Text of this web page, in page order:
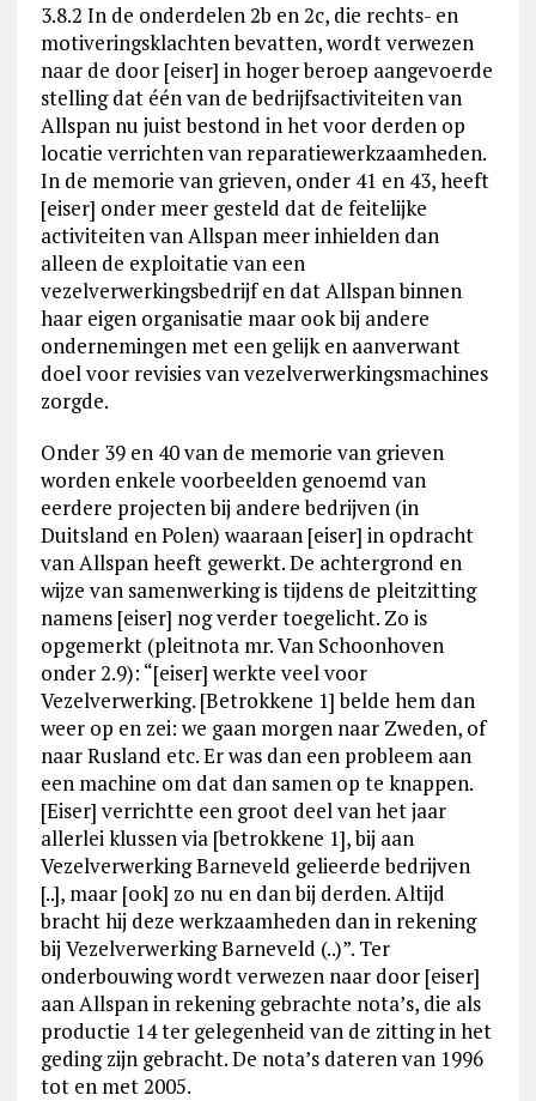
3.8.2 In de onderdelen 2b en 2c, die rechts- en
motiveringsklachten bevatten, wordt verwezen
naar de door [eiser] in hoger beroep aangevoerde
stelling dat één van de bedrijfsactiviteiten van
Allspan nu juist bestond in het voor derden op
locatie verrichten van reparatiewerkzaamheden.
In de memorie van grieven, onder 41 en 43, heeft
[eiser] onder meer gesteld dat de feitelijke
activiteiten van Allspan meer inhielden dan
alleen de exploitatie van een
vezelverwerkingsbedrijf en dat Allspan binnen
haar eigen organisatie maar ook bij andere
ondernemingen met een gelijk en aanverwant
doel voor revisies van vezelverwerkingsmachines
zorgde.
Onder 39 en 40 van de memorie van grieven
worden enkele voorbeelden genoemd van
eerdere projecten bij andere bedrijven (in
Duitsland en Polen) waaraan [eiser] in opdracht
van Allspan heeft gewerkt. De achtergrond en
wijze van samenwerking is tijdens de pleitzitting
namens [eiser] nog verder toegelicht. Zo is
opgemerkt (pleitnota mr. Van Schoonhoven
onder 2.9): “[eiser] werkte veel voor
Vezelverwerking. [Betrokkene 1] belde hem dan
weer op en zei: we gaan morgen naar Zweden, of
naar Rusland etc. Er was dan een probleem aan
een machine om dat dan samen op te knappen.
[Eiser] verrichtte een groot deel van het jaar
allerlei klussen via [betrokkene 1], bij aan
Vezelverwerking Barneveld gelieerde bedrijven
[..], maar [ook] zo nu en dan bij derden. Altijd
bracht hij deze werkzaamheden dan in rekening
bij Vezelverwerking Barneveld (..)”. Ter
onderbouwing wordt verwezen naar door [eiser]
aan Allspan in rekening gebrachte nota’s, die als
productie 14 ter gelegenheid van de zitting in het
geding zijn gebracht. De nota’s dateren van 1996
tot en met 2005.